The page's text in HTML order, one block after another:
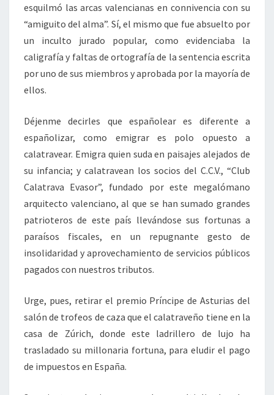
esquilmó las arcas valencianas en connivencia con su
“amiguito del alma”. Sí, el mismo que fue absuelto por
un inculto jurado popular, como evidenciaba la
caligrafía y faltas de ortografía de la sentencia escrita
por uno de sus miembros y aprobada por la mayoría de
ellos.
Déjenme decirles que españolear es diferente a
españolizar, como emigrar es polo opuesto a
calatravear. Emigra quien suda en paisajes alejados de
su infancia; y calatravean los socios del C.C.V., “Club
Calatrava Evasor”, fundado por este megalómano
arquitecto valenciano, al que se han sumado grandes
patrioteros de este país llevándose sus fortunas a
paraísos fiscales, en un repugnante gesto de
insolidaridad y aprovechamiento de servicios públicos
pagados con nuestros tributos.
Urge, pues, retirar el premio Príncipe de Asturias del
salón de trofeos de caza que el calatraveño tiene en la
casa de Zúrich, donde este ladrillero de lujo ha
trasladado su millonaria fortuna, para eludir el pago
de impuestos en España.